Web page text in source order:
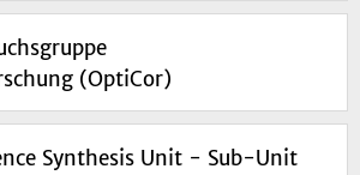
(OptiCor)
Synthesis Unit - Sub-Unit